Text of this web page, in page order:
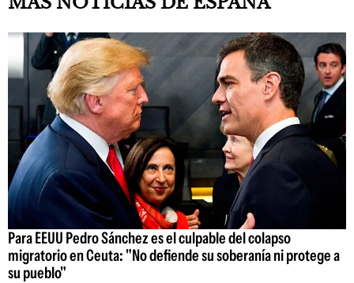
Para EEUU Pedro Sánchez es el culpable del colapso
migratorio en Ceuta: "No defiende su soberanía ni protege a
su pueblo"